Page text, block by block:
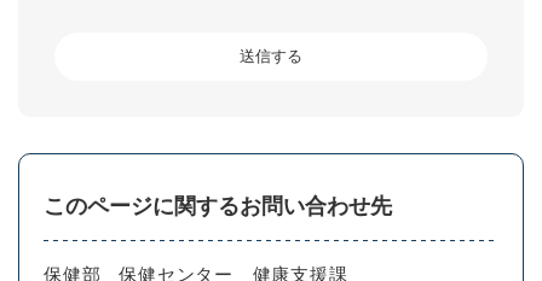
このページに関するお問い合わせ先
保健部 保健センター 健康支援課